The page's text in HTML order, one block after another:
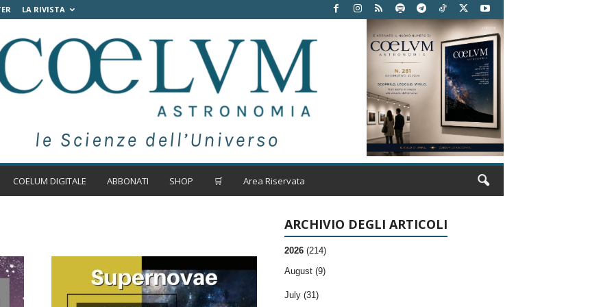
LA RIVISTA
COELUM DIGITALE ABBONATI SHOP 🛒 Area Riservata
ARCHIVIO DEGLI ARTICOLI
2026 (214)
August (9)
July (31)